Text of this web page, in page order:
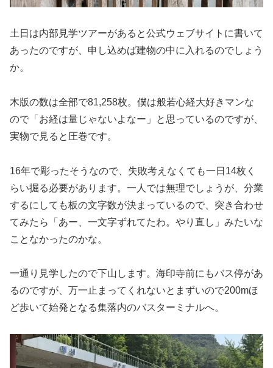
土日は内部見学ツアーがあると公式ウェブサイトに書いて
あったのですが、申し込めば建物の中に入れるのでしょう
か。
木版の数は全部で81,258枚。僕は般若心経大好きマンな
ので「お経は量じゃないよなー」と思っているのですが、
実物で見ると圧巻です。
16年で彫ったそうなので、失敗考えなくても一日14枚く
らい掘る必要があります。一人では無理でしょうが、分業
するにしても板の文字数が決まっているので、突き合わせ
てみたら「あー、一文字ずれてたわ。やり直し」みたいな
ことなかったのかな。
一通り見学したので下山します。海印寺前にもバス停があ
るのですが、万一止まってくれないとまずいので200mほ
ど歩いて始発となる集落内のバスターミナルへ。